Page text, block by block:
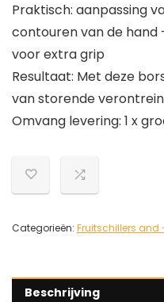
Praktisch: aanpassing
contouren van de hand
voor extra grip
Resultaat: Met deze
van storende
Omvang levering: 1 x
Categorieën: Fruitschillers and
Beschrijving